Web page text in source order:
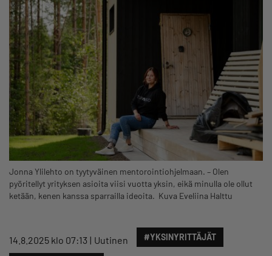
Jonna Ylilehto on tyytyväinen mentorointiohjelmaan. – Olen
pyöritellyt yrityksen asioita viisi vuotta yksin, eikä minulla ole ollut
ketään, kenen kanssa sparrailla ideoita. Kuva Eveliina Halttu
14.8.2025 klo 07:13 Uutinen #YKSINYRITTÄJÄT